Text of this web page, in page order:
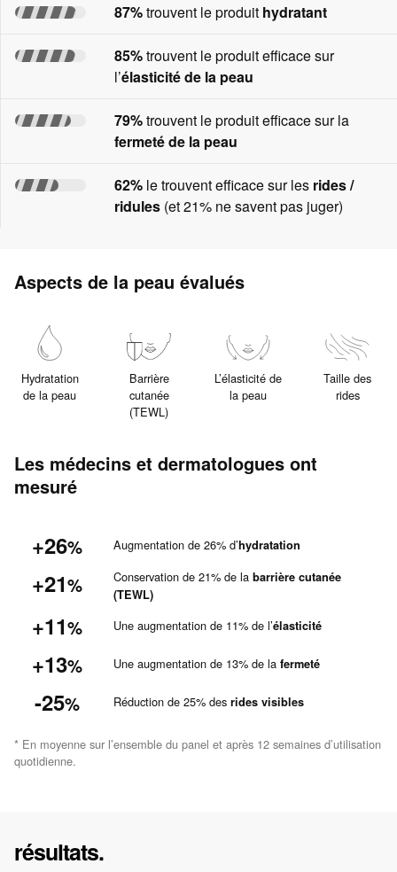
87%trouvent le produit hydratant
85%trouvent le produit efficace sur
l’élasticité de la peau
79%trouvent le produit efficace sur la
fermeté de la peau
62%le trouvent efficace sur les rides /
ridules(et 21% ne savent pas juger)
Aspects de la peau évalués
Hydratation
de la peau
Barrière
cutanée
(TEWL)
L’élasticité de
la peau
Taille des
rides
Les médecins et dermatologues ont
mesuré
+26% Augmentation de 26% d’hydratation
+21% Conservation de 21% de la barrière cutanée
(TEWL)
+11% Une augmentation de 11% de l’élasticité
+13% Une augmentation de 13% de la fermeté
-25% Réduction de 25% des rides visibles
* En moyenne sur l’ensemble du panel et après 12 semaines d’utilisation
quotidienne.
résultats.